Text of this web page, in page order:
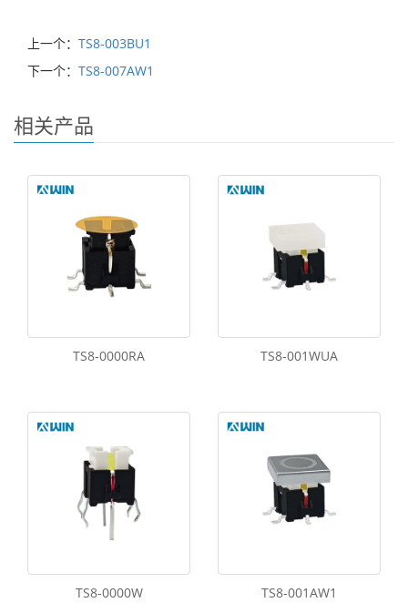
上一个： TS8-003BU1
下一个： TS8-007AW1
相关产品
TS8-0000RA TS8-001WUA
TS8-0000W TS8-001AW1